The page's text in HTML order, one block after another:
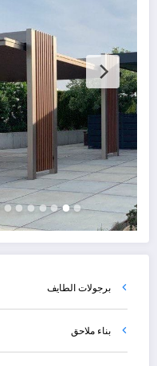
برجولات الطايف
بناء ملاحق